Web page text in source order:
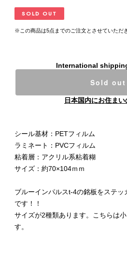
SOLD OUT
※この商品は5点までのご注文とさせていただ
International
Sold out
日本国内にお住ま
シール基材：PETフィルム
ラミネート：PVCフィルム
粘着層：アクリル系粘着糊
サイズ：約70×104ｍｍ
ブルーインパルスt-4の銘板をステッ
です！！
サイズが2種類あります。こちらは
す。